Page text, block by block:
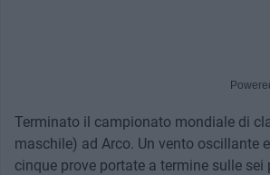
Terminato il campionato mondiale di
maschile) ad Arco. Un vento oscillante
cinque prove portate a termine sulle